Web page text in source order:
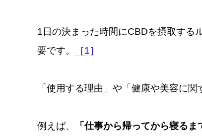
1日の決まった時間にCBDを摂取する
要です。
［1］
「使用する理由」や「健康や美容に
例えば、 「仕事から帰ってから寝る